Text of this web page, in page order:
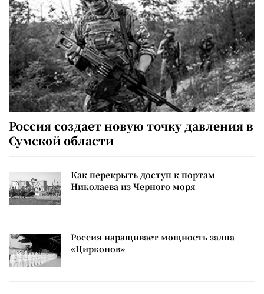
Россия создает новую точку давления в
Сумской области
Как перекрыть доступ к портам
Николаева из Черного моря
Россия наращивает мощность залпа
«Цирконов»